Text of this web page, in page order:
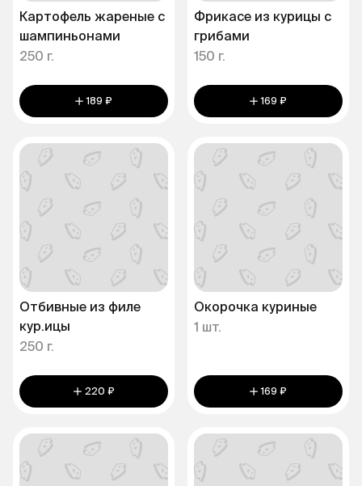
Картофель жареные с
шампиньонами
250 г.
189 ₽
Фрикасе из курицы с
грибами
150 г.
169 ₽
Отбивные из филе
кур.ицы
250 г.
220 ₽
Окорочка куриные
1 шт.
169 ₽